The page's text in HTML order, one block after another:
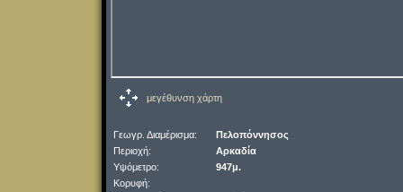
μεγέθυνση χάρτη
Γεωγρ. Διαμέρισμα:
Πελοπόννησος
Περιοχή:
Αρκαδία
Υψόμετρο:
947μ.
Κορυφή: